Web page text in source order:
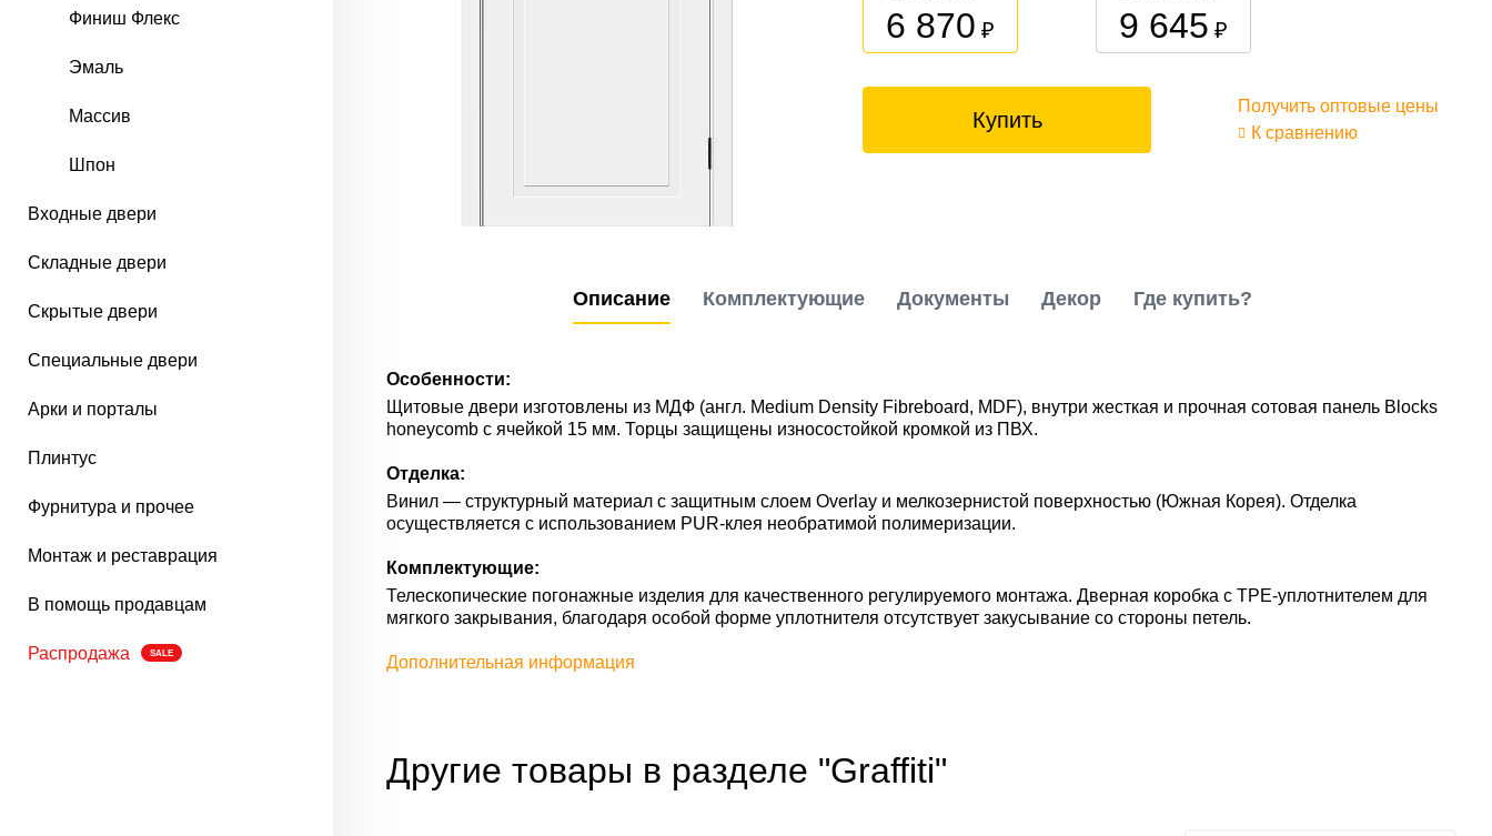
Финиш Флекс
Эмаль
Массив
Шпон
Входные двери
Складные двери
Скрытые двери
Специальные двери
Арки и порталы
Плинтус
Фурнитура и прочее
Монтаж и реставрация
В помощь продавцам
Распродажа SALE
6 870 ₽ 9 645 ₽
Купить
Получить оптовые цены
К сравнению
Описание Комплектующие Документы Декор Где купить?
Особенности:
Щитовые двери изготовлены из МДФ (англ. Medium Density Fibreboard, MDF), внутри жесткая и прочная сотовая панель Blocks
honeycomb с ячейкой 15 мм. Торцы защищены износостойкой кромкой из ПВХ.
Отделка:
Винил — структурный материал с защитным слоем Overlay и мелкозернистой поверхностью (Южная Корея). Отделка
осуществляется с использованием PUR-клея необратимой полимеризации.
Комплектующие:
Телескопические погонажные изделия для качественного регулируемого монтажа. Дверная коробка с TPE-уплотнителем для
мягкого закрывания, благодаря особой форме уплотнителя отсутствует закусывание со стороны петель.
Дополнительная информация
Другие товары в разделе "Graffiti"